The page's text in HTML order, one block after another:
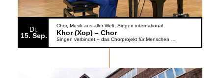
Di.
15 Sep.
Chor Musik aus aller Welt Singen international
Khor (Xop) – Chor